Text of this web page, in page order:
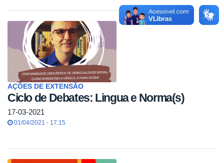
AÇÕES DE EXTENSÃO
Ciclo de Debates: Lingua e Norma(s)
17-03-2021
01/04/2021 - 17:15